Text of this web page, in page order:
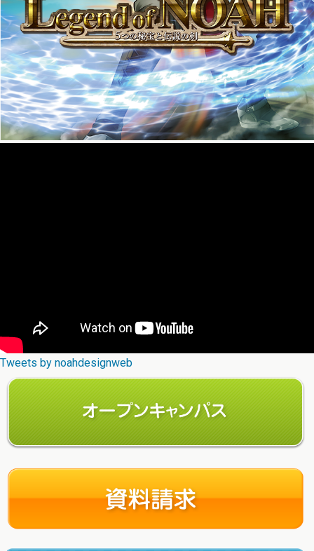
Tweets by noahdesignweb